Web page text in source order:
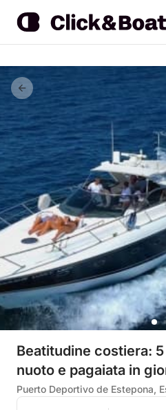
Beatitudine costiera:
nuoto e pagaiata in
Puerto Deportivo de Estepona,